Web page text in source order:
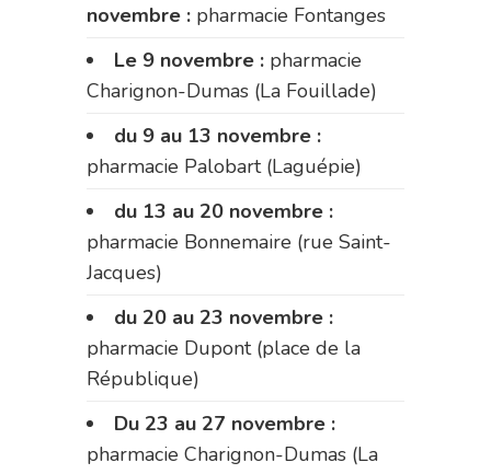
novembre : pharmacie Fontanges
Le 9 novembre : pharmacie
Charignon-Dumas (La Fouillade)
du 9 au 13 novembre :
pharmacie Palobart (Laguépie)
du 13 au 20 novembre :
pharmacie Bonnemaire (rue Saint-
Jacques)
du 20 au 23 novembre :
pharmacie Dupont (place de la
République)
Du 23 au 27 novembre :
pharmacie Charignon-Dumas (La